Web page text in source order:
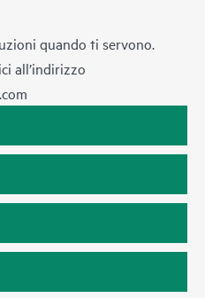
quando ti servono.
all’indirizzo